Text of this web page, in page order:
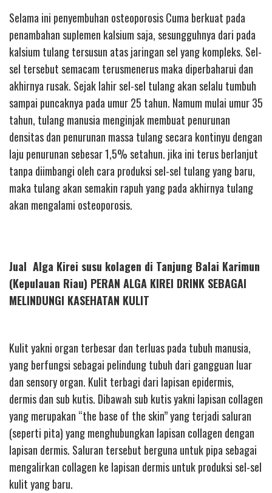
Selama ini penyembuhan osteoporosis Cuma berkuat pada
penambahan suplemen kalsium saja, sesungguhnya dari pada
kalsium tulang tersusun atas jaringan sel yang kompleks. Sel-
sel tersebut semacam terusmenerus maka diperbaharui dan
akhirnya rusak. Sejak lahir sel-sel tulang akan selalu tumbuh
sampai puncaknya pada umur 25 tahun. Namum mulai umur 35
tahun, tulang manusia menginjak membuat penurunan
densitas dan penurunan massa tulang secara kontinyu dengan
laju penurunan sebesar 1,5% setahun. jika ini terus berlanjut
tanpa diimbangi oleh cara produksi sel-sel tulang yang baru,
maka tulang akan semakin rapuh yang pada akhirnya tulang
akan mengalami osteoporosis.
Jual Alga Kirei susu kolagen di Tanjung Balai Karimun
(Kepulauan Riau) PERAN ALGA KIREI DRINK SEBAGAI
MELINDUNGI KASEHATAN KULIT
Kulit yakni organ terbesar dan terluas pada tubuh manusia,
yang berfungsi sebagai pelindung tubuh dari gangguan luar
dan sensory organ. Kulit terbagi dari lapisan epidermis,
dermis dan sub kutis. Dibawah sub kutis yakni lapisan collagen
yang merupakan “the base of the skin” yang terjadi saluran
(seperti pita) yang menghubungkan lapisan collagen dengan
lapisan dermis. Saluran tersebut berguna untuk pipa sebagai
mengalirkan collagen ke lapisan dermis untuk produksi sel-sel
kulit yang baru.